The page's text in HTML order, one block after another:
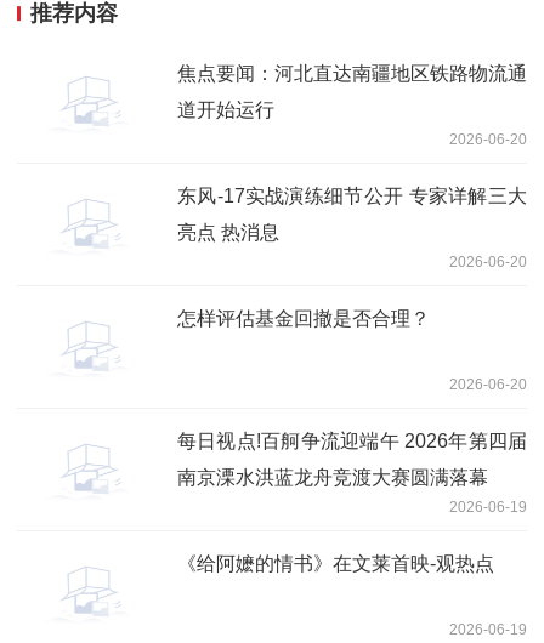
推荐内容
焦点要闻：河北直达南疆地区铁路物流通
道开始运行
2026-06-20
东风-17实战演练细节公开 专家详解三大
亮点 热消息
2026-06-20
怎样评估基金回撤是否合理？
2026-06-20
每日视点!百舸争流迎端午 2026年第四届
南京溧水洪蓝龙舟竞渡大赛圆满落幕
2026-06-19
《给阿嬷的情书》在文莱首映-观热点
2026-06-19